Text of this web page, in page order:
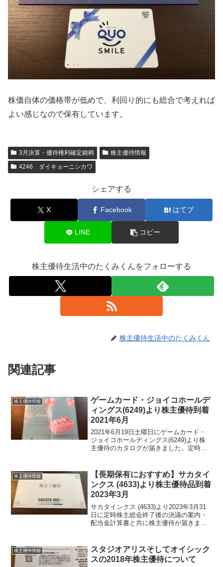
株価自体の価格帯が低めで、利回り的にも総合で考えれば
よい感じなので保有しています。
3月決算・優待権利確定銘柄
株主優待情報
4246 ダイキョーニシカワ
シェアする
X Facebook はてブ
LINE コピー
株主優待生活中のたくみくんをフォローする
株主優待生活中のたくみくん
関連記事
株主優待情報
ゲームカード・ジョイコホールデ
ィングス(6249)より株主優待到着
2021年6月
2021年6月19日土曜日にゲームカード・
ジョイコホールディングス(6249)より株
主優待のカタログが届きました。定時株
ゲームカード・ジョイコホールディング
ス(62...
株主優待情報
【長期保有におすすめ】サカタイ
ンクス (4633)より株主優待品到着
2023年3月
サカタインクス (4633)より2023年3月31
日に定時株主総会終了後の決議の案内・
配当金計算書と共に株主優待が届きまし
たします。サカタインクス (4633...
株主優待情報
スタジオアリスそしてオイシック
スの2018年株主優待について